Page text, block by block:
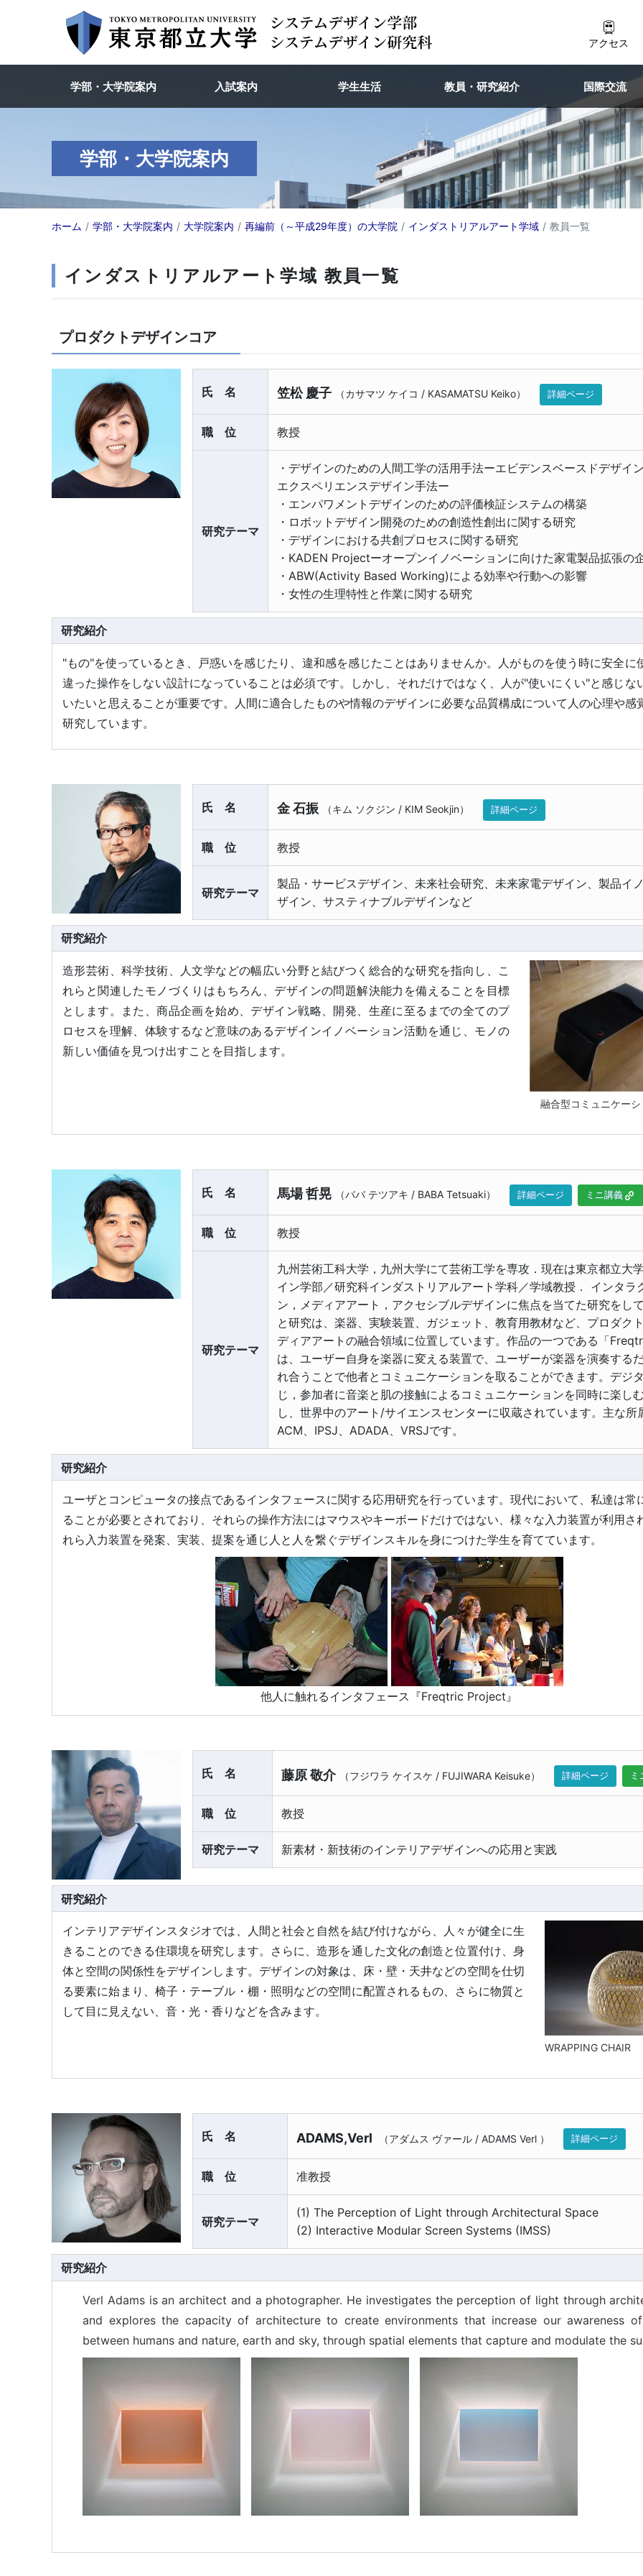
アクセス
学部・大学院案内 入試案内 学生生活 教員・研究紹介 国際交流
学部・大学院案内
ホーム 学部・大学院案内 大学院案内 再編前（～平成29年度）の大学院 インダストリアルアート学域 教員一覧
インダストリアルアート学域 教員一覧
プロダクトデザインコア
氏名 笠松 慶子 （カサマツ ケイコ / KASAMATSU Keiko） 詳細ページ
職位 教授
研究テーマ
・デザインのための人間工学の活用手法ーエビデンスベースドデザイ
エクスペリエンスデザイン手法ー
・エンパワメントデザインのための評価検証システムの構築
・ロボットデザイン開発のための創造性創出に関する研究
・デザインにおける共創プロセスに関する研究
・KADEN Projectーオープンイノベーションに向けた家電製品拡張の
・ABW(Activity Based Working)による効率や行動への影響
・女性の生理特性と作業に関する研究
研究紹介
"もの"を使っているとき、戸惑いを感じたり、違和感を感じたことはありませんか。人がものを使う時に安全に
違った操作をしない設計になっていることは必須です。しかし、それだけではなく、人が"使いにくい"と感じな
いたいと思えることが重要です。人間に適合したものや情報のデザインに必要な品質構成について人の心理や感
研究しています。
氏名 金 石振 （キム ソクジン / KIM Seokjin） 詳細ページ
職位 教授
研究テーマ
製品・サービスデザイン、未来社会研究、未来家電デザイン、製品イ
ザイン、サスティナブルデザインなど
研究紹介
融合型コミュニケー
造形芸術、科学技術、人文学などの幅広い分野と結びつく総合的な研究を指向し、こ
れらと関連したモノづくりはもちろん、デザインの問題解決能力を備えることを目標
とします。また、商品企画を始め、デザイン戦略、開発、生産に至るまでの全てのプ
ロセスを理解、体験するなど意味のあるデザインイノベーション活動を通じ、モノの
新しい価値を見つけ出すことを目指します。
氏名 馬場 哲晃 （ババ テツアキ / BABA Tetsuaki） 詳細ページ ミニ講義
職位 教授
研究テーマ
九州芸術工科大学，九州大学にて芸術工学を専攻．現在は東京都立大
イン学部／研究科インダストリアルアート学科／学域教授． インタラ
ン，メディアアート，アクセシブルデザインに焦点を当てた研究をし
と研究は、楽器、実験装置、ガジェット、教育用教材など、プロダク
ディアアートの融合領域に位置しています。作品の一つである「
は、ユーザー自身を楽器に変える装置で、ユーザーが楽器を演奏する
れ合うことで他者とコミュニケーションを取ることができます。デジ
じ，参加者に音楽と肌の接触によるコミュニケーションを同時に楽し
し、世界中のアート/サイエンスセンターに収蔵されています。主な所
ACM、IPSJ、ADADA、VRSJです。
研究紹介
ユーザとコンピュータの接点であるインタフェースに関する応用研究を行っています。現代において、私達は常
ることが必要とされており、それらの操作方法にはマウスやキーボードだけではない、様々な入力装置が利用さ
れら入力装置を発案、実装、提案を通じ人と人を繋ぐデザインスキルを身につけた学生を育てています。
他人に触れるインタフェース『Freqtric Project』
氏名 藤原 敬介 （フジワラ ケイスケ / FUJIWARA Keisuke） 詳細ページ ミ
職位 教授
研究テーマ 新素材・新技術のインテリアデザインへの応用と実践
研究紹介
WRAPPING CHAIR
インテリアデザインスタジオでは、人間と社会と自然を結び付けながら、人々が健全に生
きることのできる住環境を研究します。さらに、造形を通した文化の創造と位置付け、身
体と空間の関係性をデザインします。デザインの対象は、床・壁・天井などの空間を仕切
る要素に始まり、椅子・テーブル・棚・照明などの空間に配置されるもの、さらに物質と
して目に見えない、音・光・香りなどを含みます。
氏名 ADAMS,Verl （アダムス ヴァール / ADAMS Verl ） 詳細ページ
職位 准教授
研究テーマ
(1) The Perception of Light through Architectural Space
(2) Interactive Modular Screen Systems (IMSS)
研究紹介
Verl Adams is an architect and a photographer. He investigates the perception of light through
and explores the capacity of architecture to create environments that increase our awareness
between humans and nature, earth and sky, through spatial elements that capture and modulate the